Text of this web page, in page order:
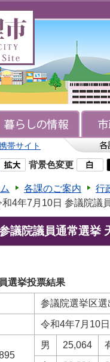
帯サイト
背景色変更
各課のご案内 行
和4年7月10日 参議院議
議院議員通常選挙
選挙投票結果
参議院選挙区選
令和4年7月10日
男 25,064